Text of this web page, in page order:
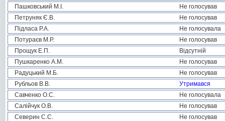
Пашковський М.І.
Не голосував
Петруняк Є.В.
Не голосував
Підласа Р.А.
Не голосувала
Потураєв М.Р.
Не голосував
Прощук Е.П.
Відсутній
Пушкаренко А.М.
Не голосував
Радуцький М.Б.
Не голосував
Рубльов В.В.
Утримався
Савченко О.С.
Не голосувала
Салійчук О.В.
Не голосував
Северин С.С.
Не голосував